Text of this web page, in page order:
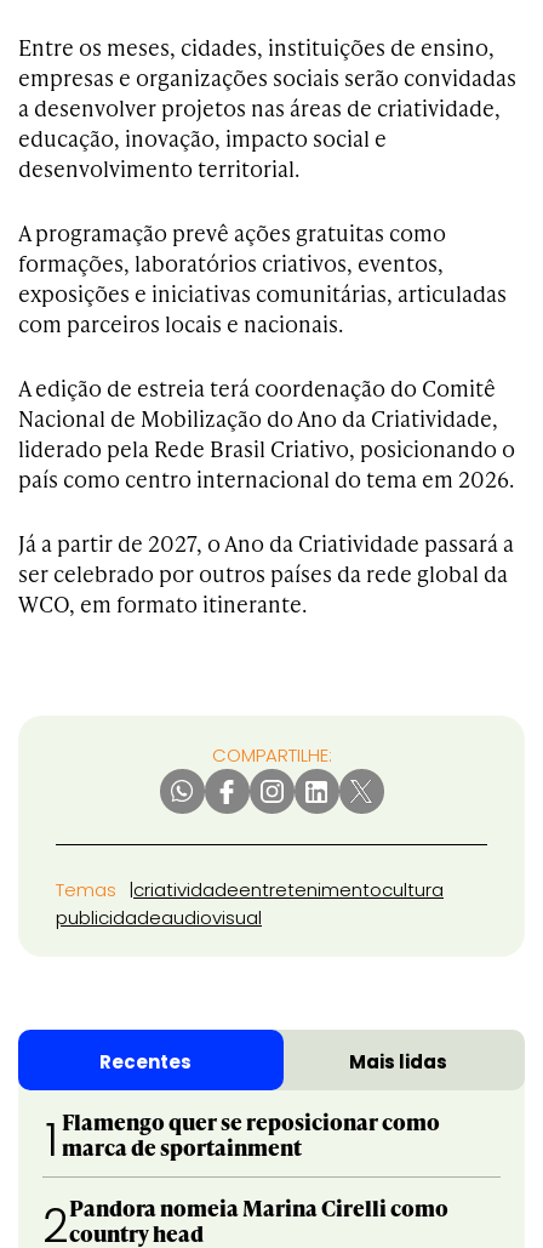
Entre os meses, cidades, instituições de ensino,
empresas e organizações sociais serão convidadas
a desenvolver projetos nas áreas de criatividade,
educação, inovação, impacto social e
desenvolvimento territorial.
A programação prevê ações gratuitas como
formações, laboratórios criativos, eventos,
exposições e iniciativas comunitárias, articuladas
com parceiros locais e nacionais.
A edição de estreia terá coordenação do Comitê
Nacional de Mobilização do Ano da Criatividade,
liderado pela Rede Brasil Criativo, posicionando o
país como centro internacional do tema em 2026.
Já a partir de 2027, o Ano da Criatividade passará a
ser celebrado por outros países da rede global da
WCO, em formato itinerante.
COMPARTILHE:
Temas criatividadeentretenimentocultura
publicidadeaudiovisual
Recentes Mais lidas
1 Flamengo quer se reposicionar como
marca de sportainment
2Pandora nomeia Marina Cirelli como
country head